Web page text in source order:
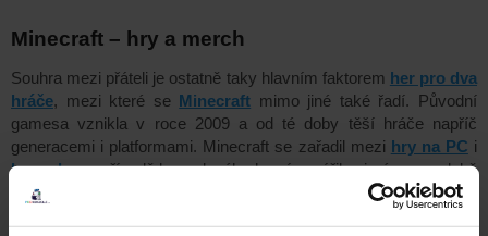
Minecraft – hry a merch
Souhra mezi přáteli je ostatně taky hlavním faktorem her pro dva
hráče, mezi které se Minecraft mimo jiné také řadí. Původní
gamesa vznikla v roce 2009 a od té doby těší
hráče napříč
generacemi i platformami. Minecraft se zařadil mezi hry na PC i
konzolea v případěkonzolového hranízazářil zejména v podobě
hry na PlayStation 4
a majitelé starších strojů určitě i
hry na PlayStation 3